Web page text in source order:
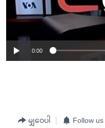
0:00
မျှဝေပါ Follow us